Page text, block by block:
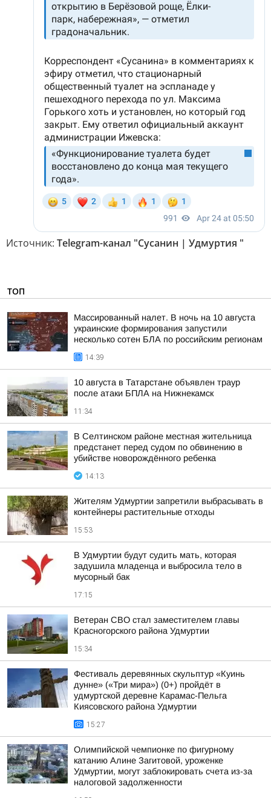
Источник: Telegram-канал "Сусанин | Удмуртия "
ТОП
Массированный налет. В ночь на 10 августа
украинские формирования запустили
несколько сотен БЛА по российским регионам
14:39
10 августа в Татарстане объявлен траур
после атаки БПЛА на Нижнекамск
11:34
В Селтинском районе местная жительница
предстанет перед судом по обвинению в
убийстве новорождённого ребенка
14:13
Жителям Удмуртии запретили выбрасывать в
контейнеры растительные отходы
15:53
В Удмуртии будут судить мать, которая
задушила младенца и выбросила тело в
мусорный бак
17:15
Ветеран СВО стал заместителем главы
Красногорского района Удмуртии
15:34
Фестиваль деревянных скульптур «Куинь
дунне» («Три мира») (0+) пройдёт в
удмуртской деревне Карамас-Пельга
Киясовского района Удмуртии
15:27
Олимпийской чемпионке по фигурному
катанию Алине Загитовой, уроженке
Удмуртии, могут заблокировать счета из-за
налоговой задолженности